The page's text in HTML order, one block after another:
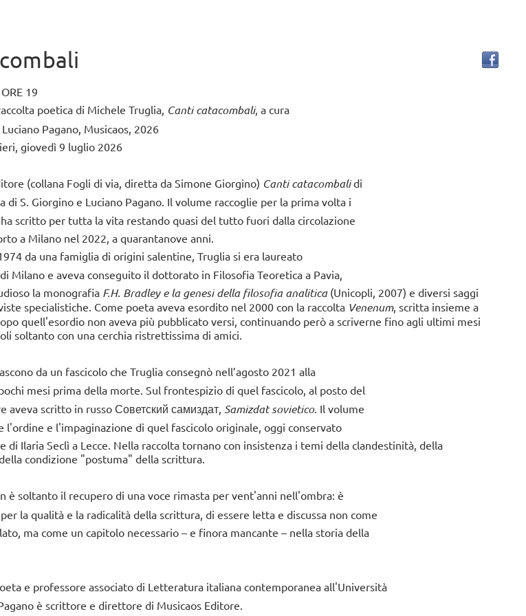
19
poetica di Michele Truglia, Canti catacombali, a cura
Pagano, Musicaos, 2026
giovedì 9 luglio 2026
(collana Fogli di via, diretta da Simone Giorgino) Canti catacombalidi
di S. Giorgino e Luciano Pagano. Il volume raccoglie per la prima volta i
scritto per tutta la vita restando quasi del tutto fuori dalla circolazione
a Milano nel 2022, a quarantanove anni.
da una famiglia di origini salentine, Truglia si era laureato
Milano e aveva conseguito il dottorato in Filosofia Teoretica a Pavia,
la monografia F.H. Bradley e la genesi della filosofia analitica (Unicopli, 2007) e diversi saggi
specialistiche. Come poeta aveva esordito nel 2000 con la raccolta Venenum, scritta insieme a
quell'esordio non aveva più pubblicato versi, continuando però a scriverne fino agli ultimi mesi
soltanto con una cerchia ristrettissima di amici.
da un fascicolo che Truglia consegnò nell’agosto 2021 alla
mesi prima della morte. Sul frontespizio di quel fascicolo, al posto del
aveva scritto in russo Советский самиздат, Samizdat sovietico. Il volume
l'ordine e l'impaginazione di quel fascicolo originale, oggi conservato
di Ilaria Seclì a Lecce. Nella raccolta tornano con insistenza i temi della clandestinità, della
condizione "postuma" della scrittura.
è soltanto il recupero di una voce rimasta per vent'anni nell'ombra: è
la qualità e la radicalità della scrittura, di essere letta e discussa non come
ma come un capitolo necessario – e finora mancante – nella storia della
e professore associato di Letteratura italiana contemporanea all'Università
è scrittore e direttore di Musicaos Editore.